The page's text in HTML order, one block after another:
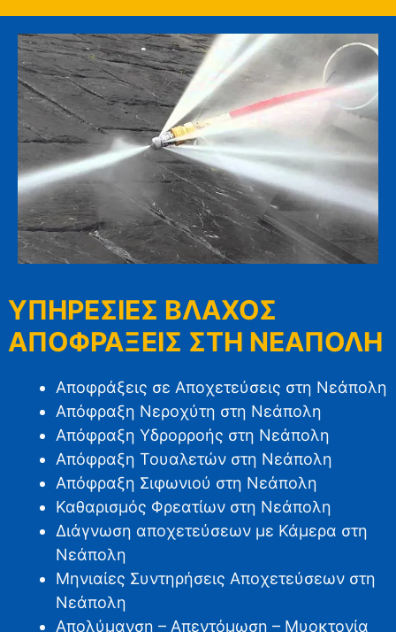
ΥΠΗΡΕΣΙΕΣ ΒΛΑΧΟΣ
ΑΠΟΦΡΑΞΕΙΣ ΣΤΗ ΝΕΑΠΟΛΗ
Αποφράξεις σε Αποχετεύσεις στη Νεάπολη
Απόφραξη Νεροχύτη στη Νεάπολη
Απόφραξη Υδρορροής στη Νεάπολη
Απόφραξη Τουαλετών στη Νεάπολη
Απόφραξη Σιφωνιού στη Νεάπολη
Καθαρισμός Φρεατίων στη Νεάπολη
Διάγνωση αποχετεύσεων με Κάμερα στη
Νεάπολη
Μηνιαίες Συντηρήσεις Αποχετεύσεων στη
Νεάπολη
Απολύμανση – Απεντόμωση – Μυοκτονία